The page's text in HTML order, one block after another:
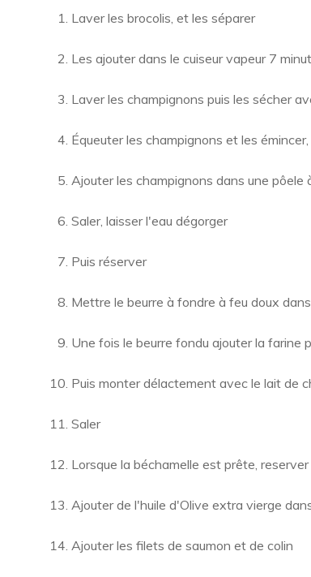
Laver les brocolis, et les séparer
Les ajouter dans le cuiseur vapeur 7
Laver les champignons puis les sécher
Équeuter les champignons et les
Ajouter les champignons dans une pôele
Saler, laisser l'eau dégorger
Puis réserver
Mettre le beurre à fondre à feu doux
Une fois le beurre fondu ajouter la farine
Puis monter délactement avec le lait de
Saler
Lorsque la béchamelle est prête,
Ajouter de l'huile d'Olive extra vierge
Ajouter les filets de saumon et de colin